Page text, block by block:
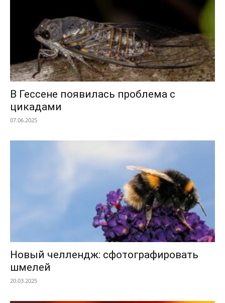
В Гессене появилась проблема с
цикадами
07.06.2025
Новый челлендж: сфотографировать
шмелей
20.03.2025